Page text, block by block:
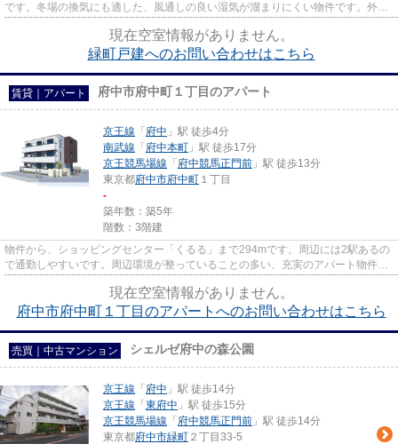
です。冬場の換気にも適した、風通しの良い湿気が溜まりにくい物件です。外観
現在空室情報がありません。
緑町戸建へのお問い合わせはこちら
賃貸｜アパート 府中市府中町１丁目のアパート
京王線 「 府中 」駅 徒歩4分
南武線 「 府中本町 」駅 徒歩17分
京王競馬場線 「 府中競馬正門前 」駅 徒歩13分
東京都府中市府中町 １丁目
-
築年数：築5年
階数：3階建
物件から、ショッピングセンター「くるる」まで294mです。周辺には2駅あるの
で通勤しやすいです。周辺環境が整っていることの多い、充実のアパート物件。
現在空室情報がありません。
府中市府中町１丁目のアパートへのお問い合わせはこちら
売買｜中古マンション シェルゼ府中の森公園
京王線 「 府中 」駅 徒歩14分
京王線 「 東府中 」駅 徒歩15分
京王競馬場線 「 府中競馬正門前 」駅 徒歩14分
東京都府中市緑町 ２丁目33-5